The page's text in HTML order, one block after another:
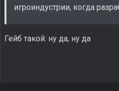
игроиндустрии, когда
Гейб такой: ну да, ну да